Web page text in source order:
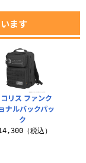
ます
リス ファンク
ナルバックパッ
ク
（税込）